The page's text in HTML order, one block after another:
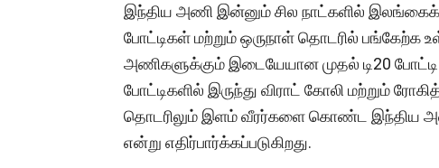
இந்திய அணி இன்னும் சில நாட்களில்
போட்டிகள் மற்றும் ஒருநாள் தொடரில் பங்கேற்க
அணிகளுக்கும் இடையேயான முதல் டி20 போட்டி
போட்டிகளில் இருந்து விராட் கோலி மற்றும்
தொடரிலும் இளம் வீரர்களை கொண்ட இந்திய
என்று எதிர்பார்க்கப்படுகிறது.